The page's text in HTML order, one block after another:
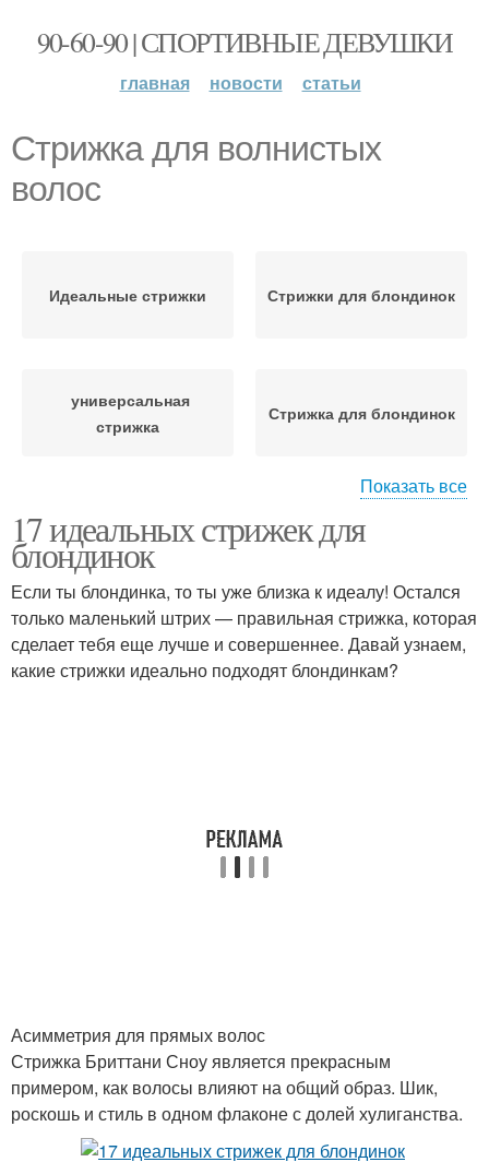
90-60-90 | СПОРТИВНЫЕ ДЕВУШКИ
главная новости статьи
Стрижка для волнистых
волос
Идеальные стрижки Стрижки для блондинок
универсальная
стрижка
Стрижка для блондинок
Многослойная стрижка Стрижка в духе
Стрижка а-ля мэрилин Идеальная стрижка
Показать все
17 идеальных стрижек для
блондинок
Если ты блондинка, то ты уже близка к идеалу! Остался
только маленький штрих — правильная стрижка, которая
сделает тебя еще лучше и совершеннее. Давай узнаем,
какие стрижки идеально подходят блондинкам?
Асимметрия для прямых волос
Стрижка Бриттани Сноу является прекрасным
примером, как волосы влияют на общий образ. Шик,
роскошь и стиль в одном флаконе с долей хулиганства.